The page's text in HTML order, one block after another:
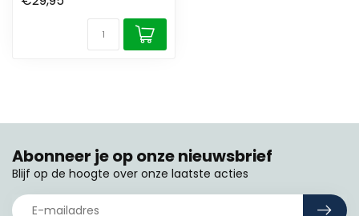
Abonneer je op onze nieuwsbrief
Blijf op de hoogte over onze laatste acties